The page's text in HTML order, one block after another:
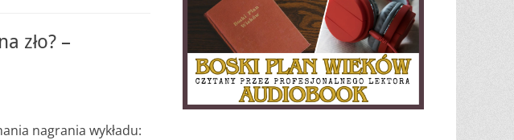
zło? –
nagrania wykładu: